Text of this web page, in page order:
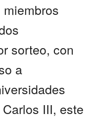
sorteo, con
a
III, este